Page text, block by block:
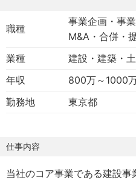
職種
事業企画・事
M&A・合併・
業種
建設・建築・
年収
800万～1000
勤務地 東京都
仕事内容
当社のコア事業である建設